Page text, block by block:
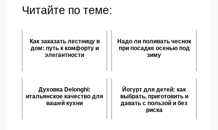
Читайте по теме:
Как заказать лестницу в
дом: путь к комфорту и
элегантности
Надо ли поливать чеснок
при посадке осенью под
зиму
Духовка Delonghi:
итальянское качество для
вашей кухни
Йогурт для детей: как
выбрать, приготовить и
давать с пользой и без
риска